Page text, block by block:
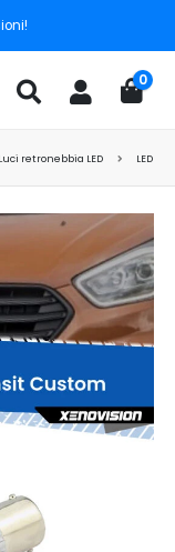
0
Luci retronebbia LED LED